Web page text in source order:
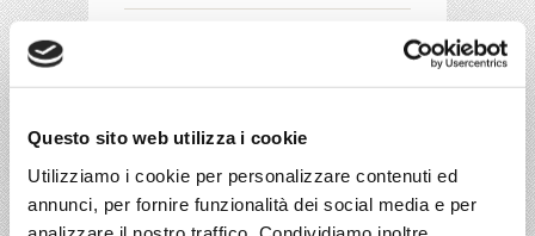
Questo sito web utilizza i cookie
Utilizziamo i cookie per personalizzare contenuti ed
annunci, per fornire funzionalità dei social media e per
Blocco mezzi pesanti per
autotrasportatori anno 2013